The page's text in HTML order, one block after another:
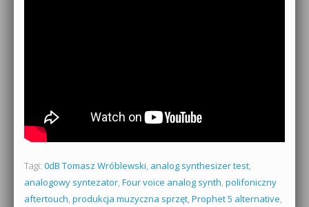
Tagi: 0dB Tomasz Wróblewski, analog synthesizer test,
analogowy syntezator, Four voice analog synth, polifoniczny
aftertouch, produkcja muzyczna sprzęt, Prophet 5 alternative,